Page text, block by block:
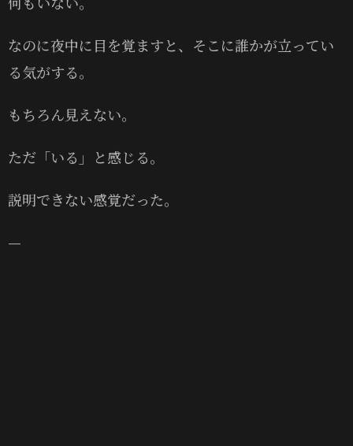
なのに夜中に目を覚ますと、そこに誰かが立ってい
る気がする。
もちろん見えない。
ただ「いる」と感じる。
説明できない感覚だった。
—